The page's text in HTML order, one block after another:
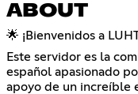
ABOUT
🌟 ¡Bienvenidos a
Este servidor es la
español apasionado
apoyo de un increíble